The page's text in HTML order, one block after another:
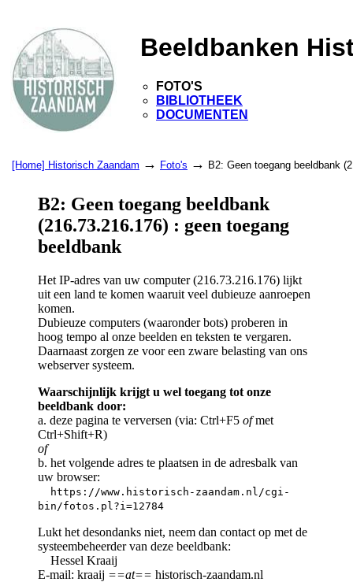
Beeldbanken
FOTO'S
BIBLIOTHEEK
DOCUMENTEN
[Home] Historisch Zaandam → Foto's → B2: Geen toegang beeldbank
B2: Geen toegang beeldbank
(216.73.216.176) : geen toegang
beeldbank
Het IP-adres van uw computer (216.73.216.176) lijkt
uit een land te komen waaruit veel dubieuze aanroepen
komen.
Dubieuze computers (waaronder bots) proberen in
hoog tempo al onze beelden en teksten te vergaren.
Daarnaast zorgen ze voor een zware belasting van ons
webserver systeem.
Waarschijnlijk krijgt u wel toegang tot onze
beeldbank door:
a. deze pagina te verversen (via: Ctrl+F5 ofmet
Ctrl+Shift+R)
of
b. het volgende adres te plaatsen in de adresbalk van
uw browser:
https://www.historisch-zaandam.nl/cgi-
bin/fotos.pl?i=12784
Lukt het desondanks niet, neem dan contact op met de
systeembeheerder van deze beeldbank:
Hessel Kraaij
E-mail: kraaij ==at== historisch-zaandam.nl